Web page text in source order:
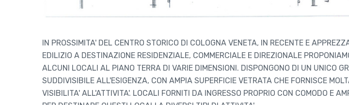
IN PROSSIMITA' DEL CENTRO STORICO DI COLOGNA VENETA, IN RECENTE E
EDILIZIO A DESTINAZIONE RESIDENZIALE, COMMERCIALE E DIREZIONALE
ALCUNI LOCALI AL PIANO TERRA DI VARIE DIMENSIONI. DISPONGONO DI UN UNICO
SUDDIVISIBILE ALL'ESIGENZA, CON AMPIA SUPERFICIE VETRATA CHE FORNISCE
VISIBILITA' ALL'ATTIVITA'. LOCALI FORNITI DA INGRESSO PROPRIO CON COMODO E